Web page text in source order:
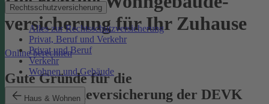
Rechtsschutzversicherung
Alles zur Rechtsschutzversicherung
Privat, Beruf und Verkehr
Privat und Beruf
Verkehr
Wohnen und Gebäude
Haus & Wohnen
versicherung für Ihr Zuhause
Online berechnen
Gute Gründe für die
Wohngebäudeversicherung der DEVK